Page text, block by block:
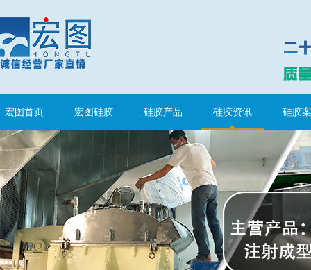
宏图首页 宏图硅胶 硅胶产品 硅胶资讯 硅胶